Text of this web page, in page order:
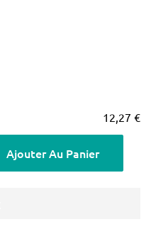
12,27 €
Ajouter Au Panier